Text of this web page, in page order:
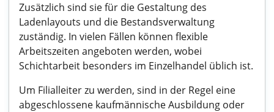
Zusätzlich sind sie für die Gestaltung des
Ladenlayouts und die Bestandsverwaltung
zuständig. In vielen Fällen können flexible
Arbeitszeiten angeboten werden, wobei
Schichtarbeit besonders im Einzelhandel üblich ist.
Um Filialleiter zu werden, sind in der Regel eine
abgeschlossene kaufmännische Ausbildung oder